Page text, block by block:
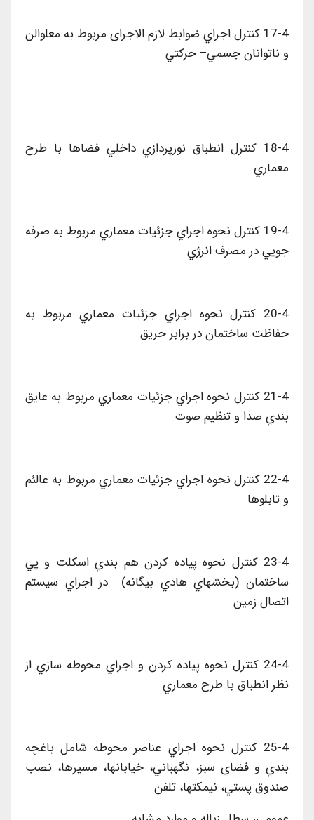
17-4 کنترل اجراي ضوابط لازم الاجرای مربوط به معلوالن
و ناتوانان جسمي– حرکتي
18-4 کنترل انطباق نورپردازي داخلي فضاها با طرح
معماري
19-4 کنترل نحوه اجراي جزئيات معماري مربوط به صرفه
جويي در مصرف انرژي
20-4 کنترل نحوه اجراي جزئيات معماري مربوط به
حفاظت ساختمان در برابر حريق
21-4 کنترل نحوه اجراي جزئيات معماري مربوط به عايق
بندي صدا و تنظيم صوت
22-4 کنترل نحوه اجراي جزئيات معماري مربوط به عالئم
و تابلوها
23-4 کنترل نحوه پياده کردن هم بندي اسکلت و پي
ساختمان (بخشهاي هادي بيگانه) در اجراي سيستم
اتصال زمين
24-4 کنترل نحوه پياده کردن و اجراي محوطه سازي از
نظر انطباق با طرح معماري
25-4 کنترل نحوه اجراي عناصر محوطه شامل باغچه
بندي و فضاي سبز، نگهباني، خيابانها، مسيرها، نصب
صندوق پستي، نيمکتها، تلفن